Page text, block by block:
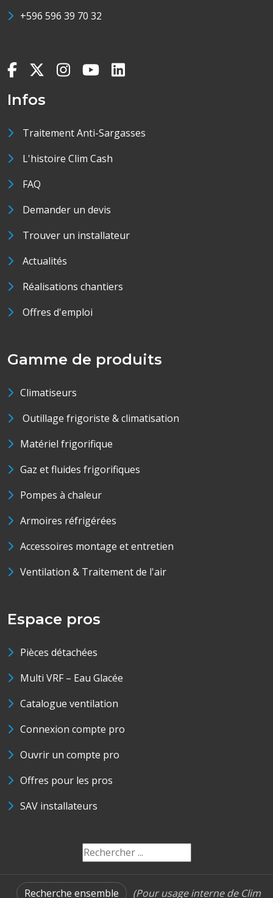
+596 596 39 70 32
Infos
Traitement Anti-Sargasses
L'histoire Clim Cash
FAQ
Demander un devis
Trouver un installateur
Actualités
Réalisations chantiers
Offres d'emploi
Gamme de produits
Climatiseurs
Outillage frigoriste & climatisation
Matériel frigorifique
Gaz et fluides frigorifiques
Pompes à chaleur
Armoires réfrigérées
Accessoires montage et entretien
Ventilation & Traitement de l'air
Espace pros
Pièces détachées
Multi VRF – Eau Glacée
Catalogue ventilation
Connexion compte pro
Ouvrir un compte pro
Offres pour les pros
SAV installateurs
Recherche ensemble (Pour usage interne de Clim